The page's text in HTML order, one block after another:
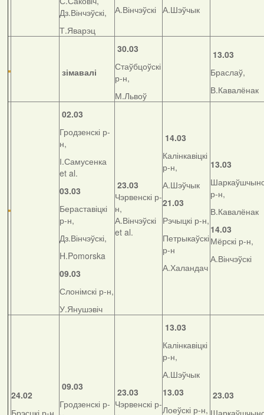
Дз.Вінчэўскі,
Т.Яварэц
А.Вінчэўскі А.Шэўчык
зімавалі
30.03
Стаўбцоўскі
р-н,
М.Львоў
13.03
Браслаў,
В.Кавалёнак
02.03
Гродзенскі р-
н,
І.Самусенка
et al.
03.03
Бераставіцкі
р-н,
Дз.Вінчэўскі,
H.Pomorska
09.03
Слонімскі р-н,
У.Янушэвіч
23.03
Чэрвенскі р-
н,
А.Вінчэўскі
et al.
14.03
Калінкавіцкі
р-н,
А.Шэўчык
21.03
Рэчыцкі р-н,
Петрыкаўскі
р-н
А.Халандач
13.03
р-н,
В.Кавалёнак
14.03
Мёрскі р-н,
А.Вінчэўскі
24.02
Брэсцкі р-н,
09.03
Гродзенскі р-
23.03
Чэрвенскі р-
13.03
Калінкавіцкі
р-н,
А.Шэўчык
13.03
Лоеўскі р-н,
23.03